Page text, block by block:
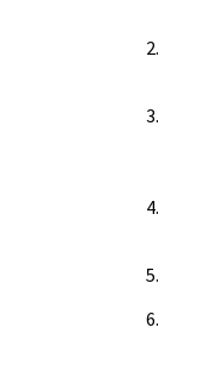
294/2022 Z. z.
2.
3.
4.
5.
6.